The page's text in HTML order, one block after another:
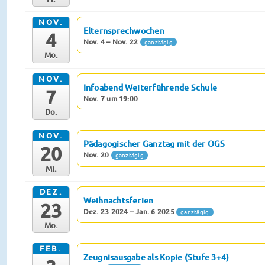
NOV.
4
Mo.
Elternsprechwochen
Nov. 4 – Nov. 22 ganztägig
NOV.
7
Do.
Infoabend Weiterführende Schule
Nov. 7 um 19:00
NOV.
20
Mi.
Pädagogischer Ganztag mit der OGS
Nov. 20 ganztägig
DEZ.
23
Mo.
Weihnachtsferien
Dez. 23 2024 – Jan. 6 2025 ganztägig
FEB.
Zeugnisausgabe als Kopie (Stufe 3+4)